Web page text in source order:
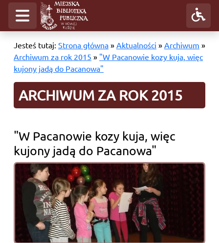
Jesteś tutaj: Strona główna » Aktualności » Archiwum »
Archiwum za rok 2015 » "W Pacanowie kozy kuja, więc
kujony jadą do Pacanowa"
ARCHIWUM ZA ROK 2015
"W Pacanowie kozy kuja, więc
kujony jadą do Pacanowa"